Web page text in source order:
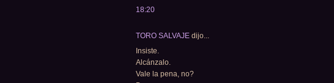
18:20
TORO SALVAJE dijo...
Insiste.
Alcánzalo.
Vale la pena, no?